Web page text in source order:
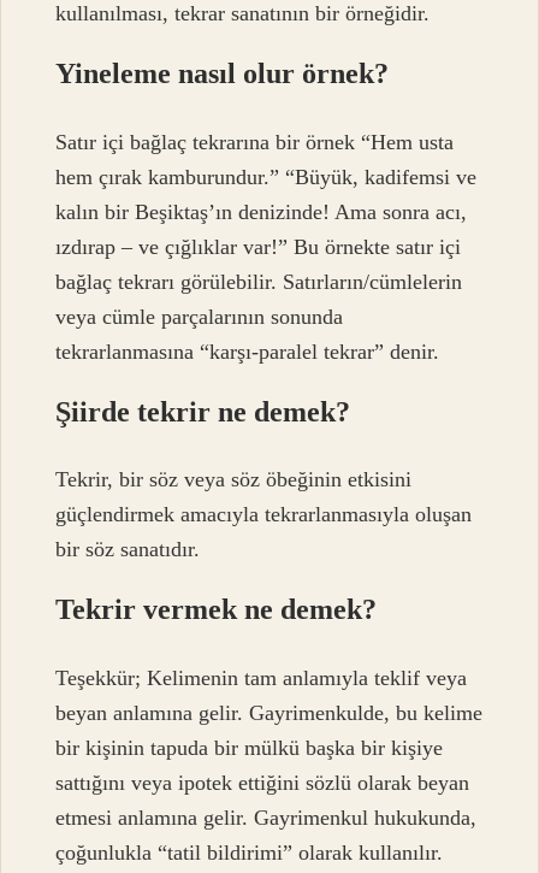
kullanılması, tekrar sanatının bir örneğidir.
Yineleme nasıl olur örnek?
Satır içi bağlaç tekrarına bir örnek “Hem usta
hem çırak kamburundur.” “Büyük, kadifemsi ve
kalın bir Beşiktaş’ın denizinde! Ama sonra acı,
ızdırap – ve çığlıklar var!” Bu örnekte satır içi
bağlaç tekrarı görülebilir. Satırların/cümlelerin
veya cümle parçalarının sonunda
tekrarlanmasına “karşı-paralel tekrar” denir.
Şiirde tekrir ne demek?
Tekrir, bir söz veya söz öbeğinin etkisini
güçlendirmek amacıyla tekrarlanmasıyla oluşan
bir söz sanatıdır.
Tekrir vermek ne demek?
Teşekkür; Kelimenin tam anlamıyla teklif veya
beyan anlamına gelir. Gayrimenkulde, bu kelime
bir kişinin tapuda bir mülkü başka bir kişiye
sattığını veya ipotek ettiğini sözlü olarak beyan
etmesi anlamına gelir. Gayrimenkul hukukunda,
çoğunlukla “tatil bildirimi” olarak kullanılır.